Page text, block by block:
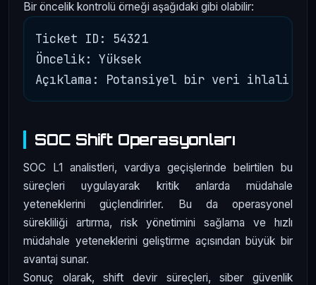
Bir öncelik kontrolü örneği aşağıdaki gibi olabilir:
Ticket ID: 54321
Öncelik: Yüksek
SOC Shift Operasyonları
SOC L1 analistleri, vardiya geçişlerinde belirtilen bu
süreçleri uygulayarak kritik anlarda müdahale
yeteneklerini güçlendirirler. Bu da operasyonel
sürekliliği artırma, risk yönetimini sağlama ve hızlı
müdahale yeteneklerini geliştirme açısından büyük bir
avantaj sunar.
Sonuç olarak, shift devir süreçleri, siber güvenlik